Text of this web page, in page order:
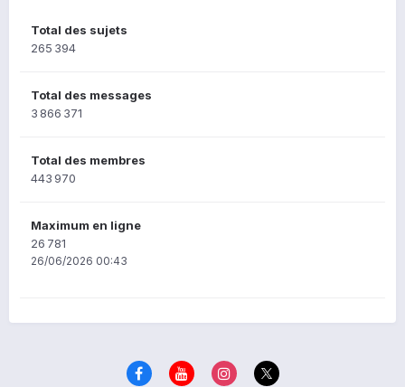
Total des sujets
265 394
Total des messages
3 866 371
Total des membres
443 970
Maximum en ligne
26 781
26/06/2026 00:43